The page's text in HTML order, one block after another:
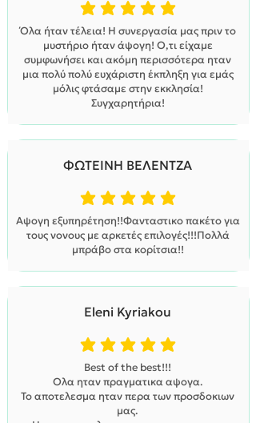
η μέση βαθμολογία είναι
Όλα ήταν τέλεια! Η συνεργασία μας πριν το
μυστήριο ήταν άψογη! Ο,τι είχαμε
συμφωνήσει και ακόμη περισσότερα ηταν
μια πολύ πολύ ευχάριστη έκπληξη για εμάς
μόλις φτάσαμε στην εκκλησία!
Συγχαρητήρια!
ΦΩΤΕΙΝΗ ΒΕΛΕΝΤΖΑ
η μέση βαθμολογία είναι
Αψογη εξυπηρέτηση!!Φανταστικο πακέτο για
τους νονους με αρκετές επιλογές!!!Πολλά
μπράβο στα κορίτσια!!
Eleni Kyriakou
η μέση βαθμολογία είναι
Best of the best!!!
Ολα ηταν πραγματικα αψογα.
Το αποτελεσμα ηταν περα των προσδοκιων
μας.